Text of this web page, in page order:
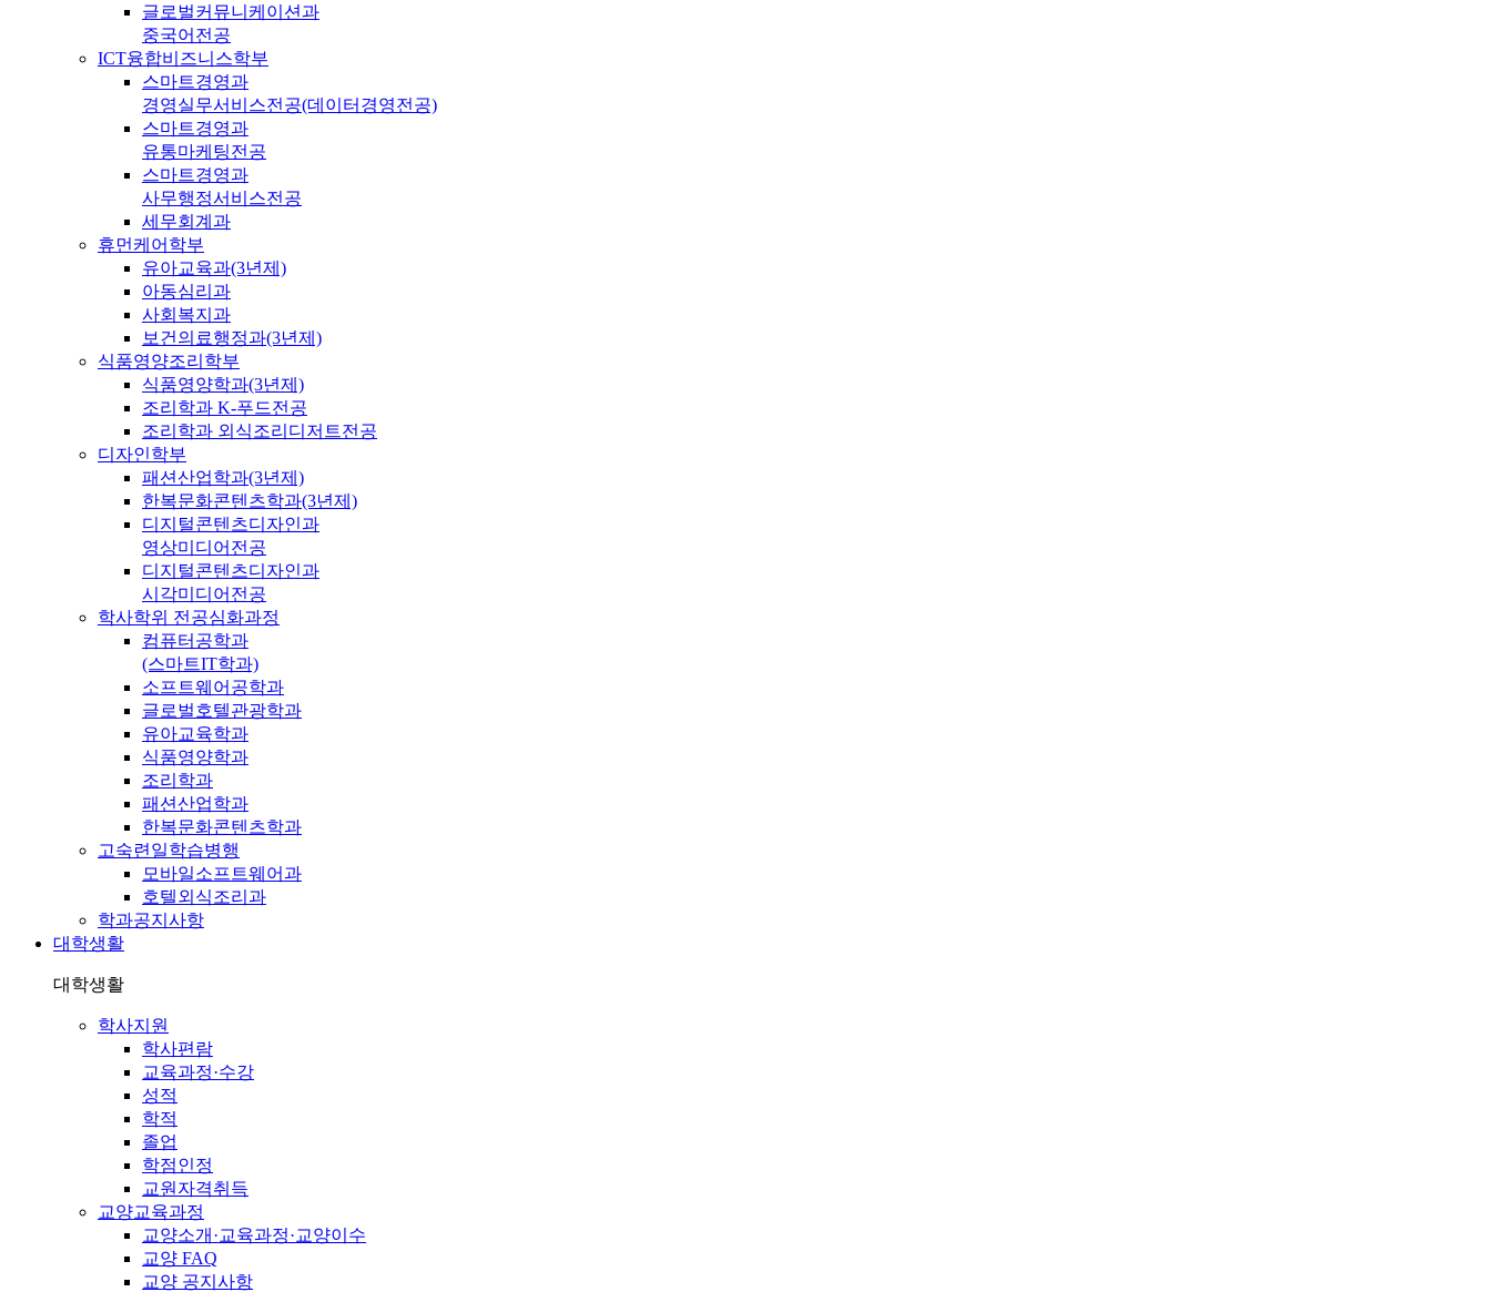
글로벌커뮤니케이션과
중국어전공
ICT융합비즈니스학부
스마트경영과
경영실무서비스전공(데이터경영전공)
스마트경영과
유통마케팅전공
스마트경영과
사무행정서비스전공
세무회계과
휴먼케어학부
유아교육과(3년제)
아동심리과
사회복지과
보건의료행정과(3년제)
식품영양조리학부
식품영양학과(3년제)
조리학과 K-푸드전공
조리학과 외식조리디저트전공
디자인학부
패션산업학과(3년제)
한복문화콘텐츠학과(3년제)
디지털콘텐츠디자인과
영상미디어전공
디지털콘텐츠디자인과
시각미디어전공
학사학위 전공심화과정
컴퓨터공학과
(스마트IT학과)
소프트웨어공학과
글로벌호텔관광학과
유아교육학과
식품영양학과
조리학과
패션산업학과
한복문화콘텐츠학과
고숙련일학습병행
모바일소프트웨어과
호텔외식조리과
학과공지사항
대학생활
대학생활
학사지원
학사편람
교육과정·수강
성적
학적
졸업
학점인정
교원자격취득
교양교육과정
교양소개·교육과정·교양이수
교양 FAQ
교양 공지사항